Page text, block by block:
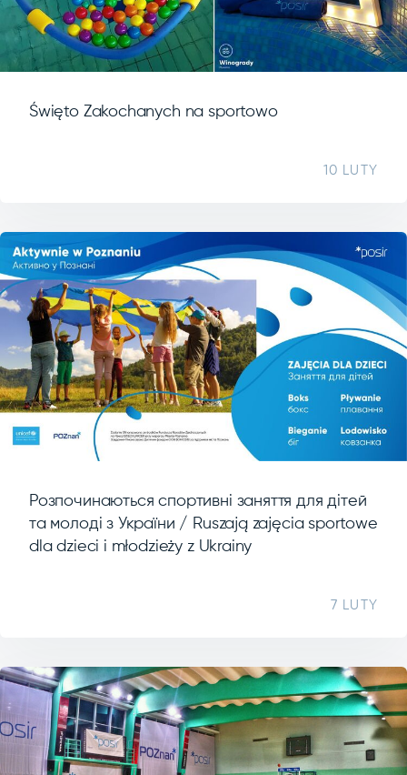
Święto Zakochanych na sportowo
10 LUTY
Розпочинаються спортивні заняття для дітей
та молоді з України / Ruszają zajęcia sportowe
dla dzieci i młodzieży z Ukrainy
7 LUTY